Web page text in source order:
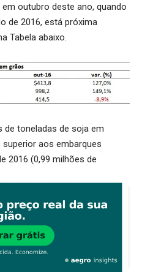
outubro deste ano, quando
de 2016, está próxima
Tabela abaixo.
de toneladas de soja em
superior aos embarques
2016 (0,99 milhões de